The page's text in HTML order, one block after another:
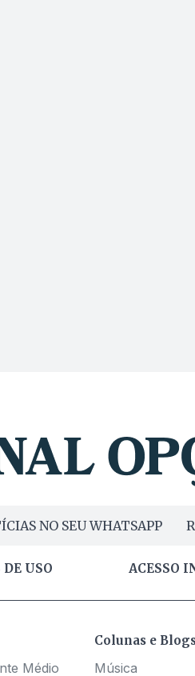
NO SEU WHATSAPP
USO ACESSO
Médio
Colunas e
Música